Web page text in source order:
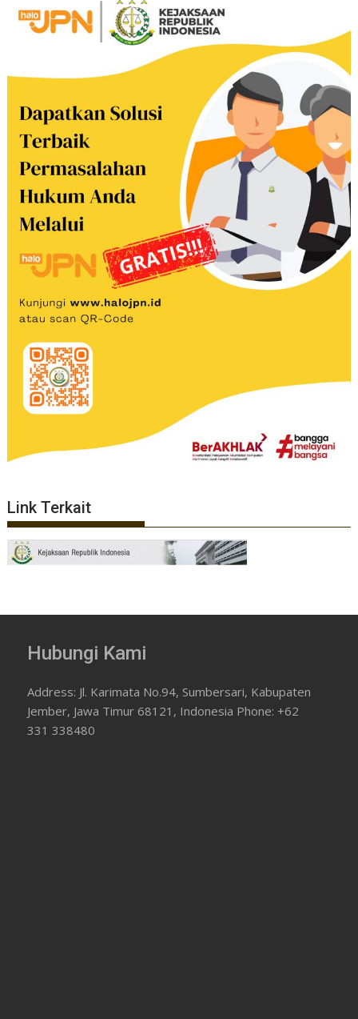
Link Terkait
Hubungi Kami
Address: Jl. Karimata No.94, Sumbersari, Kabupaten
Jember, Jawa Timur 68121, Indonesia Phone: +62
331 338480